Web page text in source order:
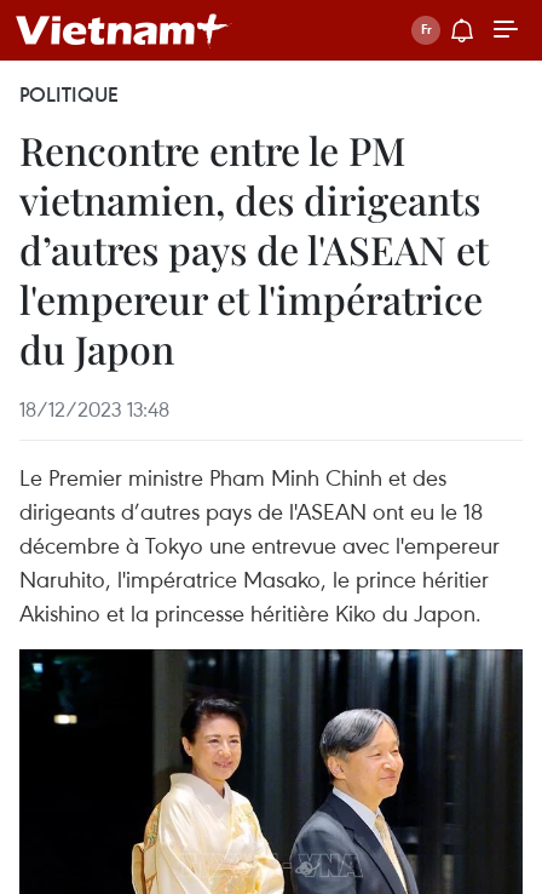
POLITIQUE
Rencontre entre le PM
vietnamien, des dirigeants
d’autres pays de l'ASEAN et
l'empereur et l'impératrice
du Japon
18/12/2023 13:48
Le Premier ministre Pham Minh Chinh et des
dirigeants d’autres pays de l'ASEAN ont eu le 18
décembre à Tokyo une entrevue avec l'empereur
Naruhito, l'impératrice Masako, le prince héritier
Akishino et la princesse héritière Kiko du Japon.